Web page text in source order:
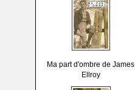
Ma part d'ombre de James
Ellroy